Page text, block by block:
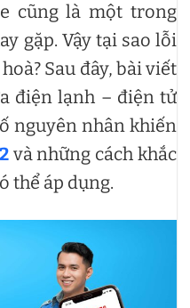
cũng là một trong
gặp. Vậy tại sao lỗi
Sau đây, bài viết
điện lạnh – điện tử
nguyên nhân khiến
và những cách khắc
thể áp dụng.